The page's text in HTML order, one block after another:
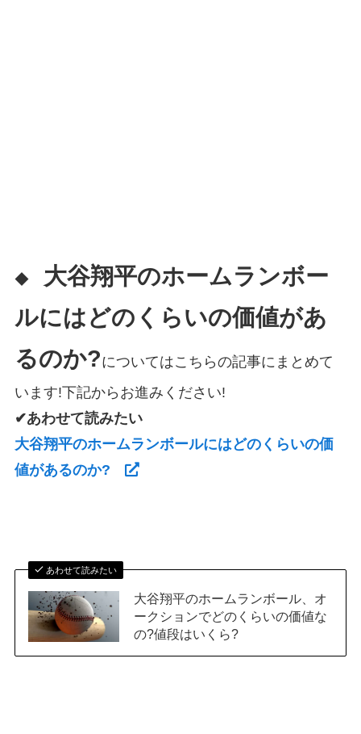
◆
大谷翔平のホームランボー
ルにはどのくらいの価値があ
るのか?についてはこちらの記事にまとめて
います!下記からお進みください!
✔あわせて読みたい
大谷翔平のホームランボールにはどのくらいの価
値があるのか?
あわせて読みたい
大谷翔平のホームランボール、オ
ークションでどのくらいの価値な
の?値段はいくら?